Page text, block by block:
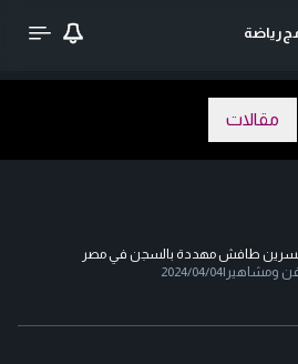
رياضة
مقالات
طافش مهددة بالسجن في مصر
ومشاهير |
2024/04/04